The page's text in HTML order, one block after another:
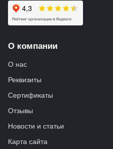
О компании
О нас
Реквизиты
Сертификаты
Отзывы
Новости и статьи
Карта сайта